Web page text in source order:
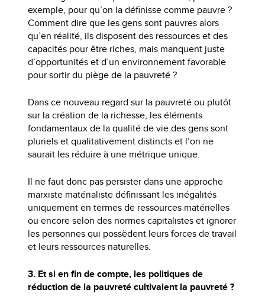
exemple, pour qu’on la définisse comme pauvre ?
Comment dire que les gens sont pauvres alors
qu’en réalité, ils disposent des ressources et des
capacités pour être riches, mais manquent juste
d’opportunités et d’un environnement favorable
pour sortir du piège de la pauvreté ?
Dans ce nouveau regard sur la pauvreté ou plutôt
sur la création de la richesse, les éléments
fondamentaux de la qualité de vie des gens sont
pluriels et qualitativement distincts et l’on ne
saurait les réduire à une métrique unique.
Il ne faut donc pas persister dans une approche
marxiste matérialiste définissant les inégalités
uniquement en termes de ressources matérielles
ou encore selon des normes capitalistes et ignorer
les personnes qui possèdent leurs forces de travail
et leurs ressources naturelles.
3. Et si en fin de compte, les politiques de
réduction de la pauvreté cultivaient la pauvreté ?